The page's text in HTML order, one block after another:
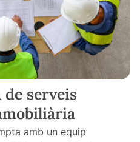
serveis
amb un equip